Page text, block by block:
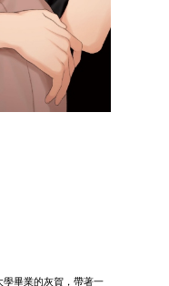
學畢業的灰賀，帶著一